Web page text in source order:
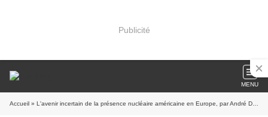
Publicité
MENU
Accueil » L'avenir incertain de la présence nucléaire américaine en Europe, par André Dumoulin (lesechos.be)